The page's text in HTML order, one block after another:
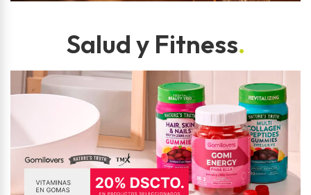
Salud y Fitness.